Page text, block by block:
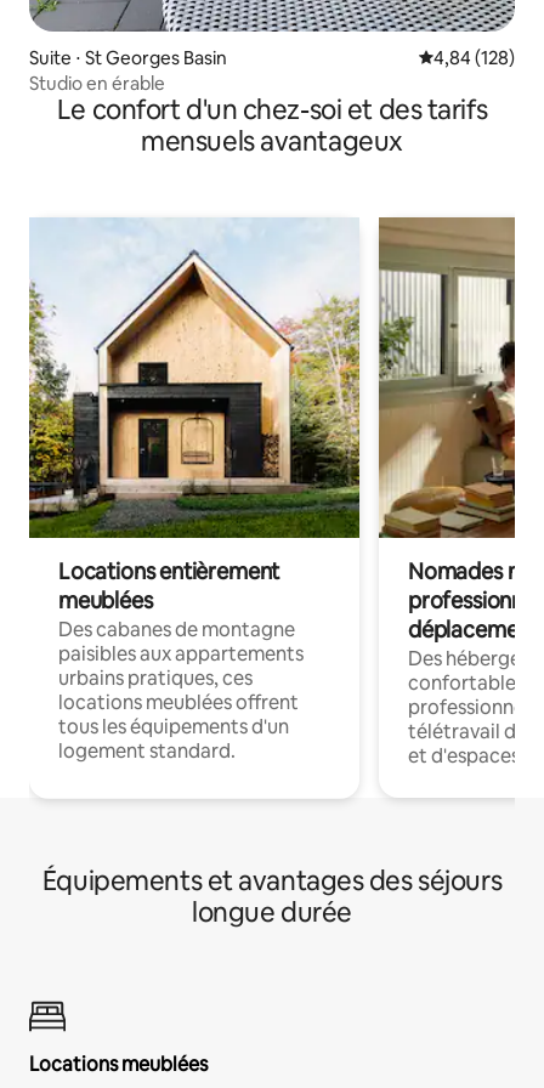
Suite ⋅ St Georges Basin Évaluation
4,84 (128)
Studio en érable
Le confort d'un chez-soi et des tarifs
mensuels avantageux
Locations entièrement
meublées
Des cabanes de montagne
paisibles aux appartements
urbains pratiques, ces
locations meublées offrent
tous les équipements d'un
logement standard.
Nomades
déplacement
Des
confortables
professionnels
télétravail
et d'espaces
Équipements et avantages des séjours
longue durée
Locations meublées